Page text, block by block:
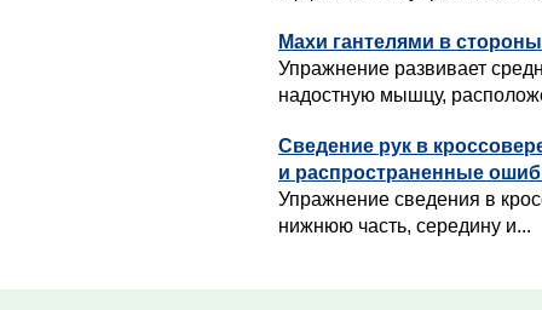
Махи гантелями в
Упражнение развивает
надостную мышцу,
Сведение рук в
и распространенные
Упражнение сведения в
нижнюю часть, середину и...